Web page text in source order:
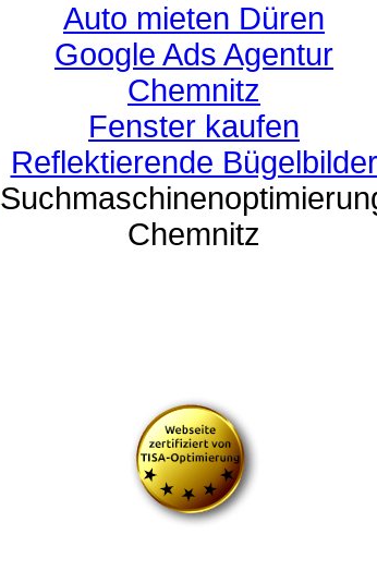
Auto mieten Düren
Google Ads Agentur
Chemnitz
Fenster kaufen
Reflektierende Bügelbilder
Chemnitz